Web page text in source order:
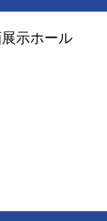
示ホール